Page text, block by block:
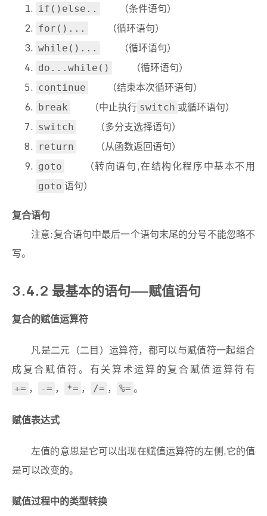
if()else.. （条件语句）
for()... （循环语句）
while()... （循环语句）
do...while() （循环语句）
continue （结束本次循环语句）
break （中止执行 switch 或循环语句）
switch （多分支选择语句）
return （从函数返回语句）
goto （转向语句,在结构化程序中基本不用
goto 语句）
复合语句
注意:复合语句中最后一个语句末尾的分号不能忽略不
写。
3.4.2 最基本的语句——赋值语句
复合的赋值运算符
凡是二元（二目）运算符，都可以与赋值符一起组合
成复合赋值符。有关算术运算的复合赋值运算符有
+= ， -= ， *= ， /= ， %= 。
赋值表达式
左值的意思是它可以出现在赋值运算符的左侧,它的值
是可以改变的。
赋值过程中的类型转换